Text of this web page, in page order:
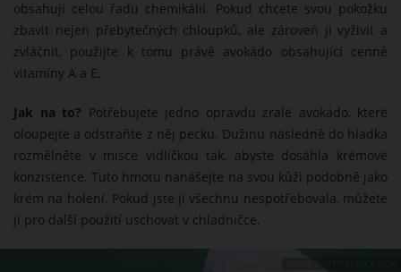
obsahují celou řadu chemikálií. Pokud chcete svou pokožku
zbavit nejen přebytečných chloupků, ale zároveň ji vyživit a
zvláčnit, použijte k tomu právě avokádo obsahující cenné
vitamíny A a E.
Jak na to? Potřebujete jedno opravdu zralé avokádo, které
oloupejte a odstraňte z něj pecku. Dužinu následně do hladka
rozmělněte v misce vidličkou tak, abyste dosáhla krémové
konzistence. Tuto hmotu nanášejte na svou kůži podobně jako
krém na holení. Pokud jste ji všechnu nespotřebovala, můžete
ji pro další použití uschovat v chladničce.